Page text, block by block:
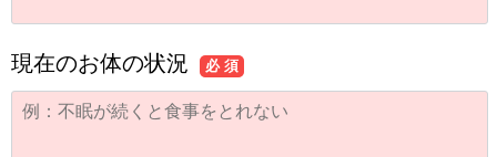
現在のお体の状況 必 須